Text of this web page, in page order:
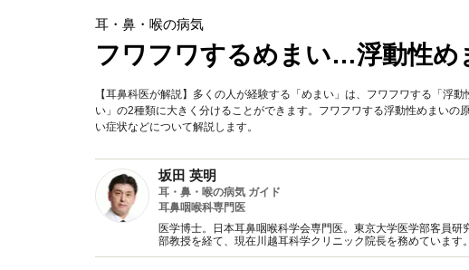
耳・鼻・喉の病気
フワフワするめまい…浮動性め
【耳鼻科医が解説】多くの人が経験する「めまい」は、フワフワする「浮
い」の2種類に大きく分けることができます。フワフワする浮動性めまい
い症状などについて解説します。
坂田 英明
耳・鼻・喉の病気 ガイド
耳鼻咽喉科専門医
医学博士。日本耳鼻咽喉科学会専門医。東京大学医学部客員
部教授を経て、現在川越耳科学クリニック院長を務めていま
いただけるよう日々の健康に関する話題をご提供してまいりま